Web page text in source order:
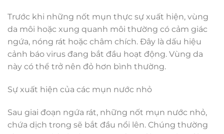
Trước khi những nốt mụn thực sự xuất hiện, vùng
da môi hoặc xung quanh môi thường có cảm giác
ngứa, nóng rát hoặc châm chích. Đây là dấu hiệu
cảnh báo virus đang bắt đầu hoạt động. Vùng da
này có thể trở nên đỏ hơn bình thường.
Sự xuất hiện của các mụn nước nhỏ
Sau giai đoạn ngứa rát, những nốt mụn nước nhỏ,
chứa dịch trong sẽ bắt đầu nổi lên. Chúng thường